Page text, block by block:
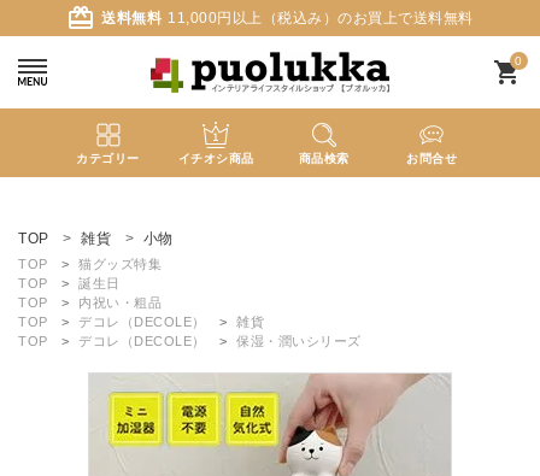
card_giftcard 送料無料 11,000円以上（税込み）のお買上で送料無料
0
shopping_cart
カテゴリー イチオシ商品 商品検索 お問合せ
ようこそ ゲスト 様
meeting_room ログイン
search
TOP 雑貨 小物
TOP
猫グッズ特集
TOP
誕生日
TOP
内祝い・粗品
TOP
デコレ（DECOLE）
雑貨
TOP
デコレ（DECOLE） 保湿・潤いシリーズ